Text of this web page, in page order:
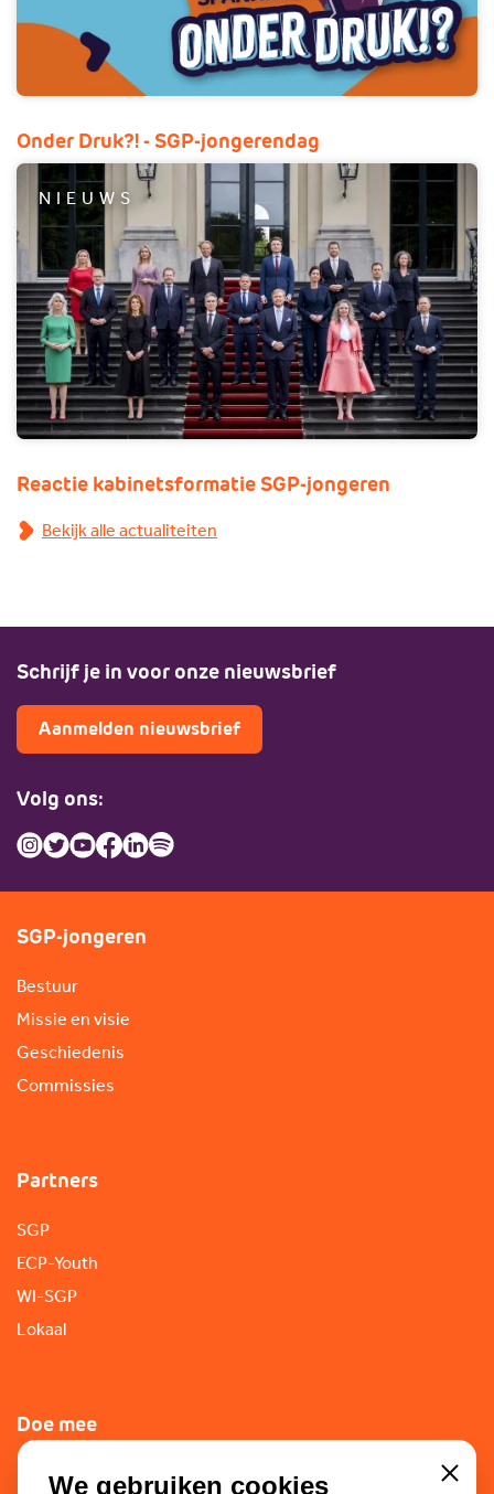
Onder Druk?! - SGP-jongerendag
NIEUWS
Reactie kabinetsformatie SGP-jongeren
Bekijk alle actualiteiten
Schrijf je in voor onze nieuwsbrief
Aanmelden nieuwsbrief
Volg ons:
SGP-jongeren
Bestuur
Missie en visie
Geschiedenis
Commissies
Partners
SGP
ECP-Youth
WI-SGP
Lokaal
Doe mee
Lid worden
We gebruiken cookies